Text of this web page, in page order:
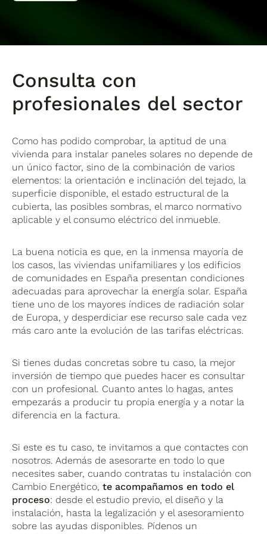
Consulta con
profesionales del sector
Como has podido comprobar, la aptitud de una
vivienda para instalar paneles solares no depende de
un único factor, sino de la combinación de varios
elementos: la orientación e inclinación del tejado, la
superficie disponible, el estado estructural de la
cubierta, las posibles sombras, el marco normativo
aplicable y el consumo eléctrico del inmueble.
La buena noticia es que, en la inmensa mayoría de
los casos, las viviendas unifamiliares y los edificios
de comunidades en España presentan condiciones
adecuadas para aprovechar la energía solar. España
tiene uno de los mayores índices de radiación solar
de Europa, y desperdiciar ese recurso sale cada vez
más caro ante la evolución de las tarifas eléctricas.
Si tienes dudas concretas sobre tu caso, la mejor
inversión de tiempo que puedes hacer es consultar
con un profesional. Cuanto antes lo hagas, antes
empezarás a producir tu propia energía y a notar la
diferencia en la factura.
Si este es tu caso, te invitamos a que contactes con
nosotros. Además de asesorarte en todo lo que
necesites saber, cuando contratas tu instalación con
Cambio Energético,te acompañamos en todo el
proceso: desde el estudio previo, el diseño y la
instalación, hasta la legalización y el asesoramiento
sobre las ayudas disponibles. Pídenos un